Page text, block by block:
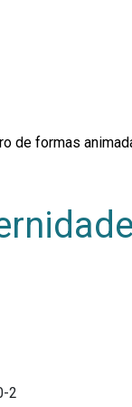
de formas
2